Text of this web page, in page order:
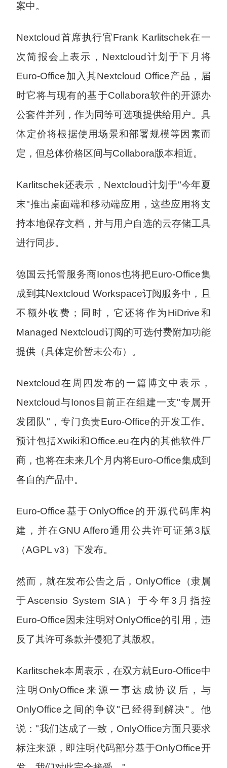
案中。
Nextcloud首席执行官Frank Karlitschek在一
次简报会上表示，Nextcloud计划于下月将
Euro-Office加入其Nextcloud Office产品，届
时它将与现有的基于Collabora软件的开源办
公套件并列，作为同等可选项提供给用户。具
体定价将根据使用场景和部署规模等因素而
定，但总体价格区间与Collabora版本相近。
Karlitschek还表示，Nextcloud计划于"今年夏
末"推出桌面端和移动端应用，这些应用将支
持本地保存文档，并与用户自选的云存储工具
进行同步。
德国云托管服务商Ionos也将把Euro-Office集
成到其Nextcloud Workspace订阅服务中，且
不额外收费；同时，它还将作为HiDrive和
Managed Nextcloud订阅的可选付费附加功能
提供（具体定价暂未公布）。
Nextcloud在周四发布的一篇博文中表示，
Nextcloud与Ionos目前正在组建一支"专属开
发团队"，专门负责Euro-Office的开发工作。
预计包括Xwiki和Office.eu在内的其他软件厂
商，也将在未来几个月内将Euro-Office集成到
各自的产品中。
Euro-Office基于OnlyOffice的开源代码库构
建，并在GNU Affero通用公共许可证第3版
（AGPL v3）下发布。
然而，就在发布公告之后，OnlyOffice（隶属
于Ascensio System SIA）于今年3月指控
Euro-Office因未注明对OnlyOffice的引用，违
反了其许可条款并侵犯了其版权。
Karlitschek本周表示，在双方就Euro-Office中
注明OnlyOffice来源一事达成协议后，与
OnlyOffice之间的争议"已经得到解决"。他
说："我们达成了一致，OnlyOffice方面只要求
标注来源，即注明代码部分基于OnlyOffice开